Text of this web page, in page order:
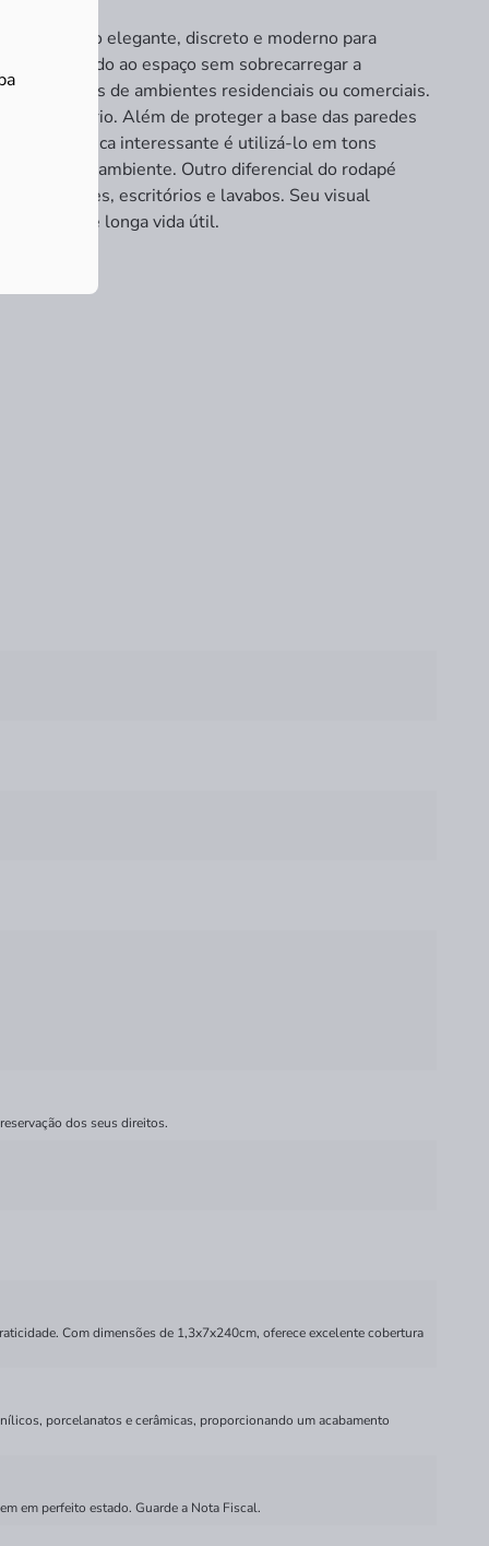
elegante, discreto e moderno para
sofisticado ao espaço sem sobrecarregar a
estilos de ambientes residenciais ou comerciais.
uso diário. Além de proteger a base das paredes
Uma dica interessante é utilizá-lo em tons
do ambiente. Outro diferencial do rodapé
corredores, escritórios e lavabos. Seu visual
benefício e longa vida útil.
dos seus direitos.
Com dimensões de 1,3x7x240cm, oferece excelente cobertura
porcelanatos e cerâmicas, proporcionando um acabamento
em perfeito estado. Guarde a Nota Fiscal.